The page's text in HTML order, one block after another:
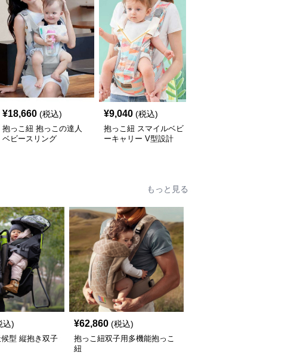
¥18,660 (税込)
抱っこ紐 抱っこの達人
ベビースリング
¥9,040 (税込)
抱っこ紐 スマイルベビ
ーキャリー V型設計
もっと見る
込)
型 縦抱き双子
¥62,860 (税込)
抱っこ紐双子用多機能抱っこ
紐